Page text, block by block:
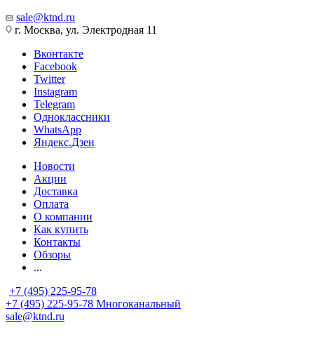
sale@ktnd.ru
г. Москва, ул. Электродная 11
Вконтакте
Facebook
Twitter
Instagram
Telegram
Одноклассники
WhatsApp
Яндекс.Дзен
Новости
Акции
Доставка
Оплата
О компании
Как купить
Контакты
Обзоры
...
+7 (495) 225-95-78
+7 (495) 225-95-78 Многоканальный
sale@ktnd.ru